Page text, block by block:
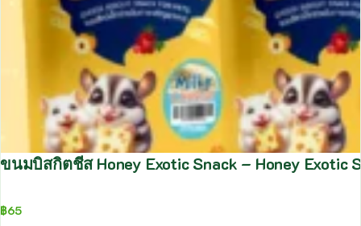
ขนมบิสกิตชีส Honey Exotic Snack – Honey Exotic
฿65